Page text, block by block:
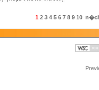
1 2 3 4 5 6 7 8 9 10